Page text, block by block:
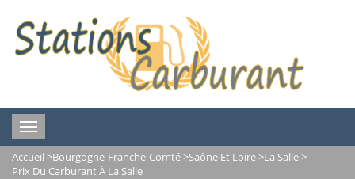
Toggle
navigation
Accueil >Bourgogne-Franche-Comté>Saône Et Loire>La Salle>
Prix Du Carburant À La Salle